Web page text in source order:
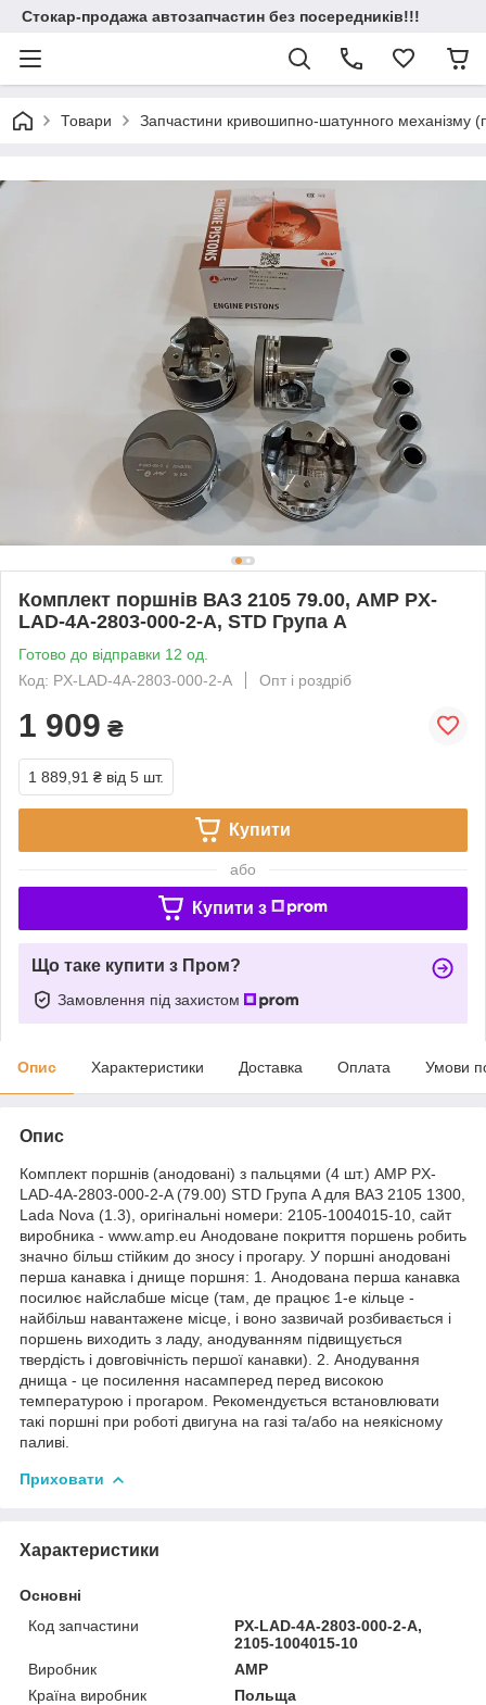
Стокар-продажа автозапчастин без посередників!!!
Товари Запчастини кривошипно-шатунного механізму
Комплект поршнів ВАЗ 2105 79.00, AMP PX-
LAD-4A-2803-000-2-A, STD Група A
Готово до відправки 12 од.
Код: PX-LAD-4A-2803-000-2-A
Опт і роздріб
1 909 ₴
1 889,91 ₴ від 5 шт.
Купити
або
Купити з
Що таке купити з Пром?
Замовлення під захистом
Опис Характеристики Доставка Оплата Умови
Опис
Комплект поршнів (анодовані) з пальцями (4 шт.) AMP PX-
LAD-4A-2803-000-2-A (79.00) STD Група A для ВАЗ 2105 1300,
Lada Nova (1.3), оригінальні номери: 2105-1004015-10, сайт
виробника - www.amp.eu Анодоване покриття поршень робить
значно більш стійким до зносу і прогару. У поршні анодовані
перша канавка і днище поршня: 1. Анодована перша канавка
посилює найслабше місце (там, де працює 1-е кільце -
найбільш навантажене місце, і воно зазвичай розбивається і
поршень виходить з ладу, анодуванням підвищується
твердість і довговічність першої канавки). 2. Анодування
днища - це посилення насамперед перед високою
температурою і прогаром. Рекомендується встановлювати
такі поршні при роботі двигуна на газі та/або на неякісному
паливі.
Приховати
Характеристики
Основні
Код запчастини
PX-LAD-4A-2803-000-2-A,
2105-1004015-10
Виробник
AMP
Країна виробник
Польща